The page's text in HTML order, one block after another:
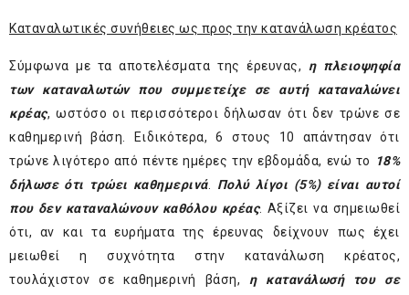
Καταναλωτικές συνήθειες ως προς την κατανάλωση κρέατος
Σύμφωνα με τα αποτελέσματα της έρευνας, η πλειοψηφία
των καταναλωτών που συμμετείχε σε αυτή καταναλώνει
κρέας, ωστόσο οι περισσότεροι δήλωσαν ότι δεν τρώνε σε
καθημερινή βάση. Ειδικότερα, 6 στους 10 απάντησαν ότι
τρώνε λιγότερο από πέντε ημέρες την εβδομάδα, ενώ το
18%
δήλωσε ότι τρώει καθημερινά. Πολύ λίγοι (5%) είναι αυτοί
που δεν καταναλώνουν καθόλου κρέας. Αξίζει να σημειωθεί
ότι, αν και τα ευρήματα της έρευνας δείχνουν πως έχει
μειωθεί η συχνότητα στην κατανάλωση κρέατος,
τουλάχιστον σε καθημερινή βάση, η κατανάλωσή του σε